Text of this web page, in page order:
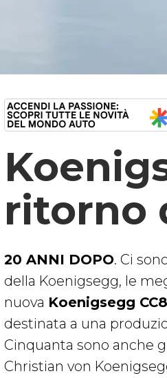
ritorno
20 ANNI DOPO. Ci
della Koenigsegg, le
nuova Koenigsegg
destinata a una
Cinquanta sono anche
Christian von